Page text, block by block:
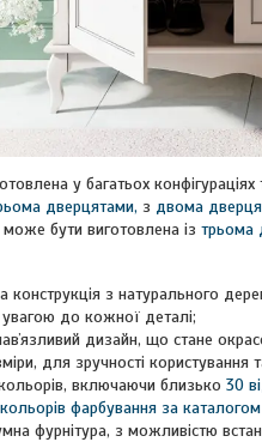
у багатьох конфігураціях
дверцятами, з двома
бути виготовлена із трьома
конструкція з натурального
до кожної деталі;
дизайн, що стане
для зручності користування
включаючи близько 30
фарбування за
фурнітура, з можливістю